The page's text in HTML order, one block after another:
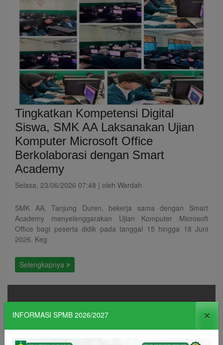
INFORMASI SPMB 2026/2027 ×
Tingkatkan Kompetensi Digital
Siswa, SMK AA Laksanakan Ujian
Komputer Microsoft Office
Berkolaborasi dengan Smart
Academy
Selasa, 23/06/2026 07:48 | oleh Wardah
SMK AA, Tanjung Duren, bekerja sama dengan Smart
Academy menyelenggarakan Ujian Komputer Microsoft
Office bagi peserta didik pada tanggal 15 hingga 18 Juni
2026. Keg
Selengkapnya